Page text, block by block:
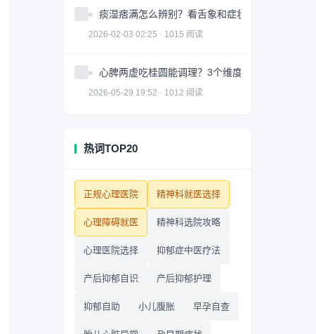
痰湿痞满怎么辨别？看舌象和症状
2026-02-03 02:25 · 1015 阅读
心脾两虚吃桂圆能调理？3个维度帮你科学改善
2026-05-29 19:52 · 1012 阅读
热词TOP20
正规心理医院 精神科就医选择
心理障碍就医 精神科选院攻略
心理医院选择 抑郁症中医疗法
产后抑郁自识 产后抑郁护理
抑郁自助 小儿腹胀 早孕自查